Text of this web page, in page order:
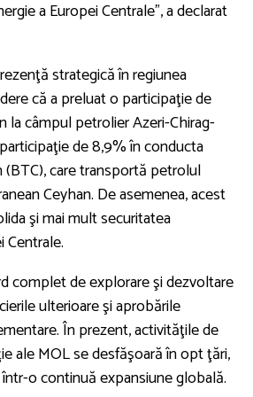
a Europei Centrale”, a declarat
strategică în regiunea
că a preluat o participaţie de
la câmpul petrolier Azeri-Chirag-
de 8,9% în conducta
care transportă petrolul
Ceyhan. De asemenea, acest
şi mai mult securitatea
Centrale.
complet de explorare şi dezvoltare
ulterioare şi aprobările
În prezent, activităţile de
ale MOL se desfăşoară în opt ţări,
o continuă expansiune globală.